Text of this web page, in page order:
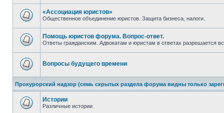
непрочитанных
сообщений
непрочитанных
сообщений
«Ассоциация юристов»
Общественное объединение юристов. Защита бизнеса, налоги.
непрочитанных
Помощь юристов форума. Вопрос-ответ.
Ответы гражданским. Адвокатам и юристам в ответах разрешается
непрочитанных
сообщений
Вопросы будущего времени
Прокурорский надзор (семь скрытых раздела форума видны только
Истории
Различные истории